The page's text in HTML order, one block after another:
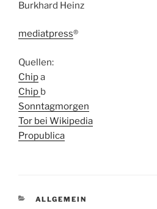
Burkhard Heinz
mediatpress®
Quellen:
Chipa
Chip b
Sonntagmorgen
Tor bei Wikipedia
Propublica
KATEGORIEN
ALLGEMEIN